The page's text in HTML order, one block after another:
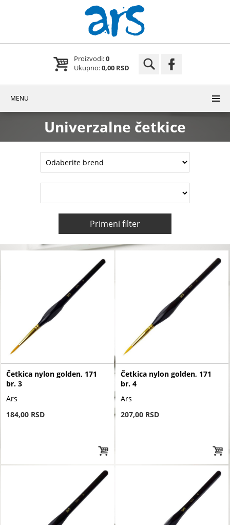
Proizvodi:0
Ukupno:0,00 RSD
MENU
Univerzalne četkice
Četkica nylon golden, 171
br. 3
Ars
184,00 RSD
Četkica nylon golden, 171
br. 4
Ars
207,00 RSD